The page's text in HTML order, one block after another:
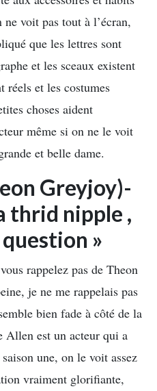
voit pas tout à l’écran,
que les lettres sont
et les sceaux existent
réels et les costumes
choses aident
même si on ne le voit
et belle dame.
Greyjoy)-
thrid nipple ,
»
rappelez pas de Theon
je ne me rappelais pas
bien fade à côté de la
est un acteur qui a
une, on le voit assez
vraiment glorifiante,